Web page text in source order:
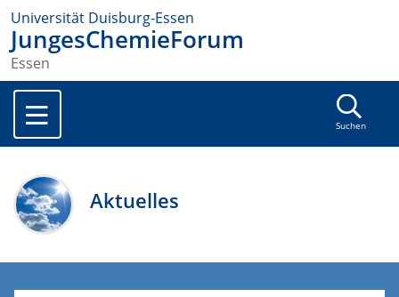
Universität Duisburg-Essen
JungesChemieForum
Essen
Suchen
Aktuelles